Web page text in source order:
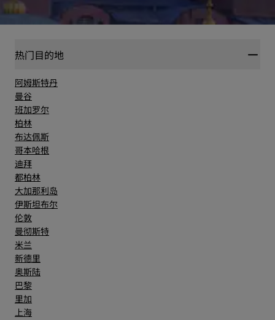
热门目的地
阿姆斯特丹
曼谷
班加罗尔
柏林
布达佩斯
哥本哈根
迪拜
都柏林
大加那利岛
伊斯坦布尔
伦敦
曼彻斯特
米兰
新德里
奥斯陆
巴黎
里加
上海